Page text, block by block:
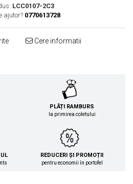
LCC0107-2C3
ajutor? 0770613728
Cere informatii
PLĂȚI RAMBURS
la primirea coletului
REDUCERI ȘI PROMOȚII
pentru economii în portofel